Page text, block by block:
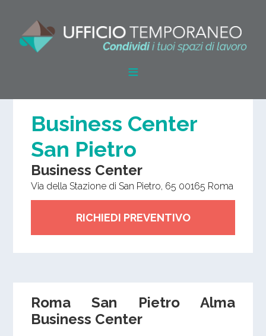
Business Center
San Pietro
Business Center
Via della Stazione di San Pietro, 65 00165 Roma
RICHIEDI PREVENTIVO
Roma San Pietro Alma
Business Center